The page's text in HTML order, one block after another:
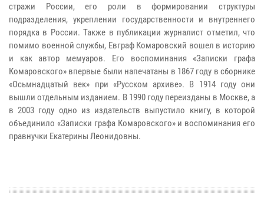
стражи России, его роли в формировании структуры
подразделения, укреплении государственности и внутреннего
порядка в России. Также в публикации журналист отметил, что
помимо военной службы, Евграф Комаровский вошел в историю
и как автор мемуаров. Его воспоминания «Записки графа
Комаровского» впервые были напечатаны в 1867 году в сборнике
«Осьмнадцатый век» при «Русском архиве». В 1914 году они
вышли отдельным изданием. В 1990 году переизданы в Москве, а
в 2003 году одно из издательств выпустило книгу, в которой
объединило «Записки графа Комаровского» и воспоминания его
правнучки Екатерины Леонидовны.